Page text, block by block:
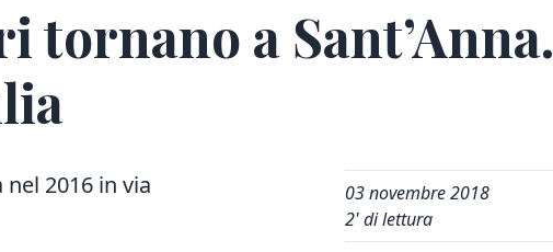
a Sant’Anna.
2016 in via
03 novembre 2018
2' di lettura